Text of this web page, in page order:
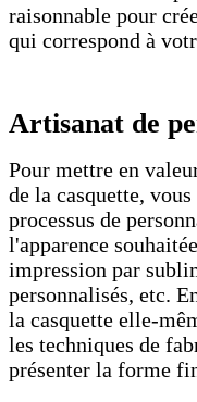
raisonnable pour
qui correspond à
Artisanat de
Pour mettre en
de la casquette,
processus de
l'apparence
impression par
personnalisés, etc.
la casquette elle-
les techniques de
présenter la forme